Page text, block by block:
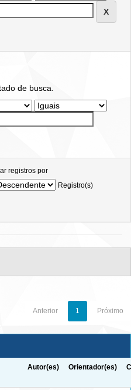
de busca.
registros por
Registro(s)
Anterior 1 Próximo
Autor(es) Orientador(es)